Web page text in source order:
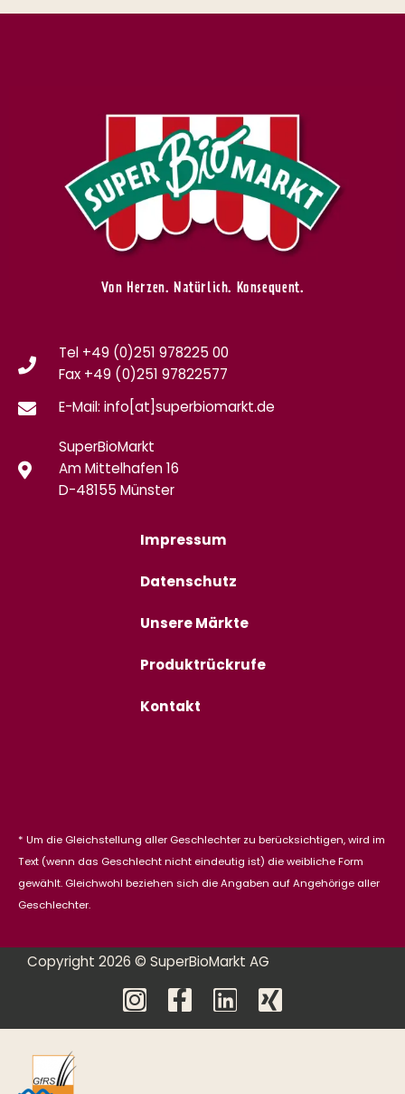
Von Herzen. Natürlich. Konsequent.
Tel +49 (0)251 978225 00
Fax +49 (0)251 97822577
E-Mail: info[at]superbiomarkt.de
SuperBioMarkt
Am Mittelhafen 16
D-48155 Münster
Impressum
Datenschutz
Unsere Märkte
Produktrückrufe
Kontakt
* Um die Gleichstellung aller Geschlechter zu berücksichtigen, wird im
Text (wenn das Geschlecht nicht eindeutig ist) die weibliche Form
gewählt. Gleichwohl beziehen sich die Angaben auf Angehörige aller
Geschlechter.
Copyright 2026 © SuperBioMarkt AG